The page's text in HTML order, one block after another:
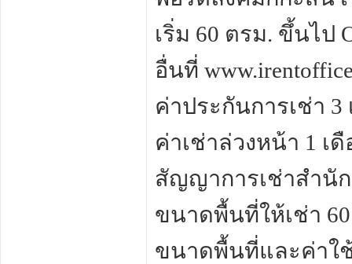
เริ่ม 60 ตรม. ขึ้นไป
อื่นที่
ค่าประกันการเช่า 3
ค่าเช่าล่วงหน้า 1 เ
สัญญาการเช่าสำนั
ขนาดพื้นที่ให้เช่า
ขนาดพื้นที่และค่าใ